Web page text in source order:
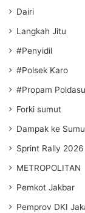
Dairi
Langkah Jitu
#Penyidil
#Polsek Karo
#Propam Poldasu
Forki sumut
Dampak ke
Sprint Rally
METROPOLITAN
Pemkot Jakbar
Pemprov DKI